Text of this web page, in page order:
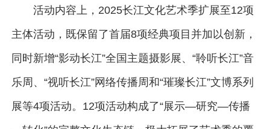
活动内容上，2025长江文化艺术季扩展至12项
主体活动，既保留了首届8项经典项目并加以创新，
同时新增“影动长江”全国主题摄影展、“聆听长江”音
乐周、“视听长江”网络传播周和“璀璨长江”文博系列
展等4项活动。12项活动构成了“展示—研究—传播